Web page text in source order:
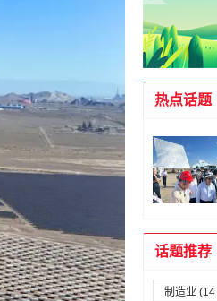
热点话题
话题推荐
制造业